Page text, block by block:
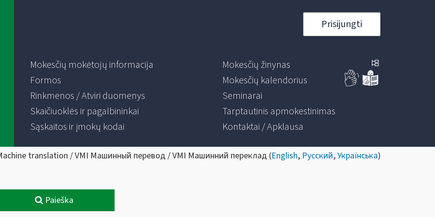
Prisijungti
Mokesčių mokėtojų informacija
Formos
Rinkmenos / Atviri duomenys
Skaičiuoklės ir pagalbininkai
Sąskaitos ir įmokų kodai
Mokesčių žinynas
Mokesčių kalendorius
Seminarai
Tarptautinis apmokestinimas
Kontaktai / Apklausa
translation / VMI Машинный перевод / VMI Машинний переклад (English, Русский,Українська)
Paieška